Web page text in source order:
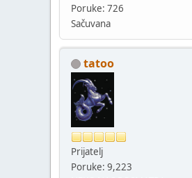
Poruke: 726
Sačuvana
tatoo
Prijatelj
Poruke: 9,223